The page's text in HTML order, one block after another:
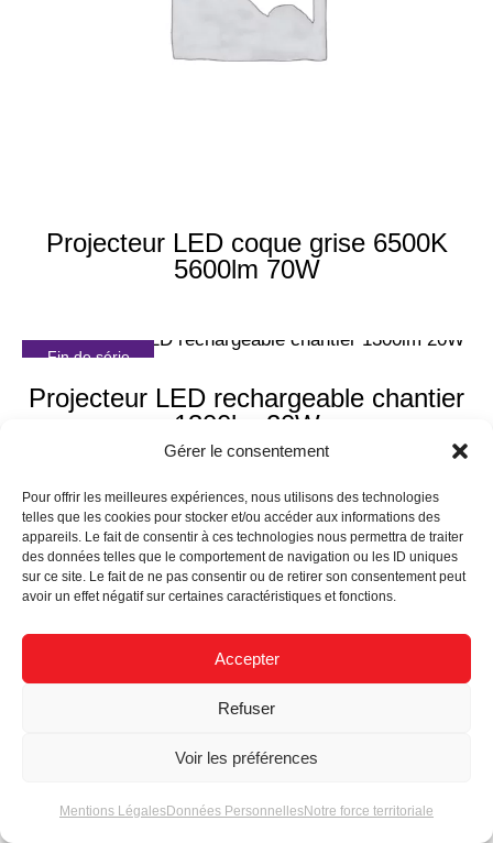
Gérer le consentement
Pour offrir les meilleures expériences, nous utilisons des technologies
telles que les cookies pour stocker et/ou accéder aux informations des
appareils. Le fait de consentir à ces technologies nous permettra de traiter
des données telles que le comportement de navigation ou les ID uniques
sur ce site. Le fait de ne pas consentir ou de retirer son consentement peut
avoir un effet négatif sur certaines caractéristiques et fonctions.
Accepter
Refuser
Voir les préférences
Mentions LégalesDonnées PersonnellesNotre force territoriale
Projecteur LED coque grise 6500K
5600lm 70W
Fin de série
Projecteur LED rechargeable chantier
1300lm 20W
Fin de série
Projecteur LED rechargeable chantier
2000lm 30W
Projecteur LED coque noire RVB 10W